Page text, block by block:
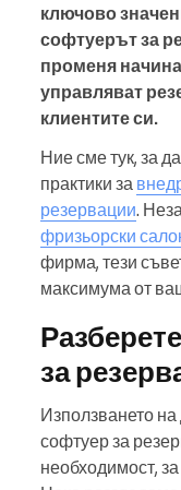
ключово
софтуерът за
променя
управляват
клиентите си.
Ние сме тук, за
практики за
резервации.
фризьорски
фирма, тези
максимума от
за
Използването на
софтуер за
необходимост,